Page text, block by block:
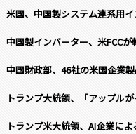
米国、中国製システム連系用
中国製インバーター、米FCC
中国財政部、46社の米国企業
トランプ大統領、「アップル
トランプ米大統領、AI企業に